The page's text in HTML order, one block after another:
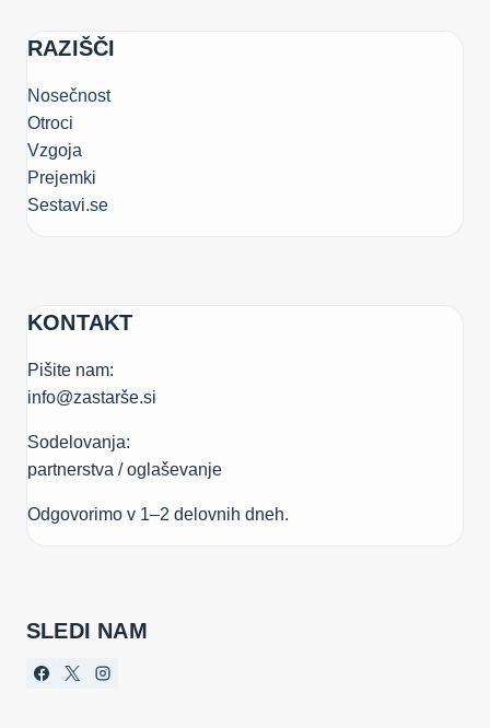
RAZIŠČI
Nosečnost
Otroci
Vzgoja
Prejemki
Sestavi.se
KONTAKT
Pišite nam:
info@zastarše.si
Sodelovanja:
partnerstva / oglaševanje
Odgovorimo v 1–2 delovnih dneh.
SLEDI NAM